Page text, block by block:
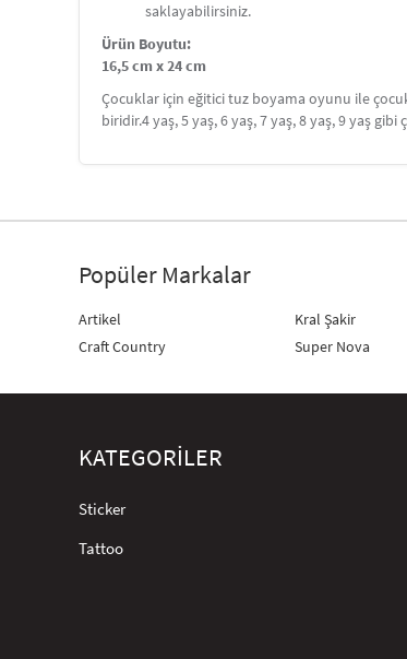
saklayabilirsiniz.
Ürün Boyutu:
16,5 cm x 24 cm
Çocuklar için eğitici tuz boyama oyunu ile
biridir.4 yaş, 5 yaş, 6 yaş, 7 yaş, 8 yaş, 9 yaş
Popüler Markalar
Artikel
Craft Country
Kral Şakir
Super Nova
KATEGORİLER
Sticker
Tattoo